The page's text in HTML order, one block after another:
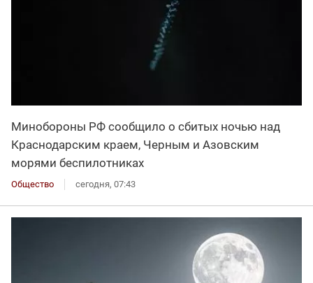
Минобороны РФ сообщило о сбитых ночью над
Краснодарским краем, Черным и Азовским
морями беспилотниках
Общество сегодня, 07:43